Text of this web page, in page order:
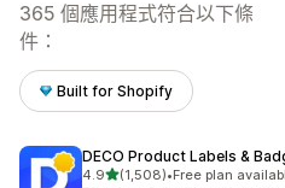
365 個應用程式符合以下條
件：
Built for Shopify
DECO Product Labels &
4.9滿分 5 顆星
(1,508)
共有 1508 則評價
•Free plan